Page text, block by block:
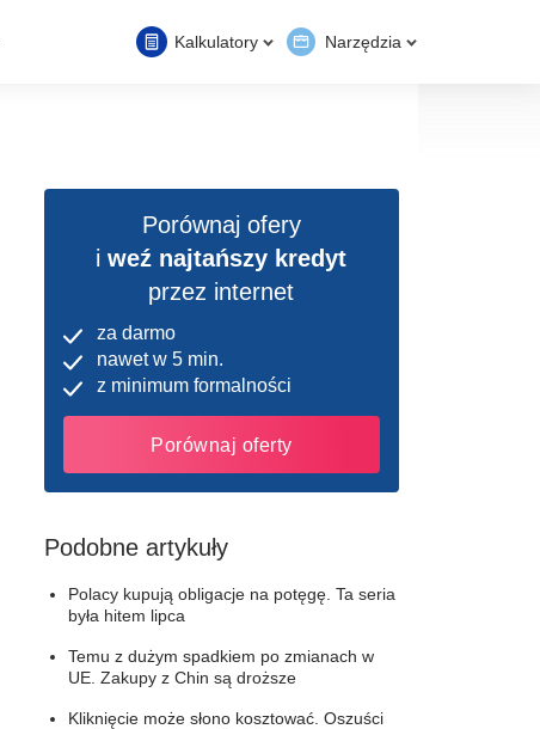
Kalkulatory Narzędzia
Porównaj ofery
iweź najtańszy kredyt
przez internet
za darmo
nawet w 5 min.
z minimum formalności
Porównaj oferty
Podobne artykuły
Polacy kupują obligacje na potęgę. Ta seria
była hitem lipca
Temu z dużym spadkiem po zmianach w
UE. Zakupy z Chin są droższe
Kliknięcie może słono kosztować. Oszuści